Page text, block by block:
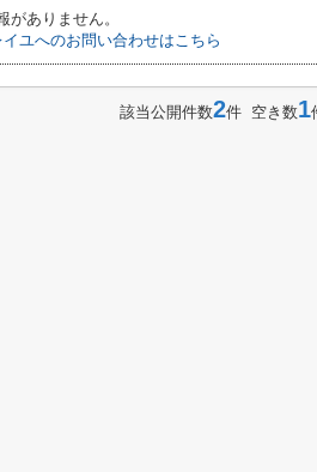
がありません。
ユへのお問い合わせはこちら
該当公開件数2件 空き数1